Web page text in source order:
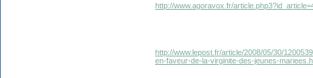
http://www.agoravox.fr/
http://www.lepost.fr/article/2008/05/30/
en-faveur-de-la-virginite-des-jeunes-